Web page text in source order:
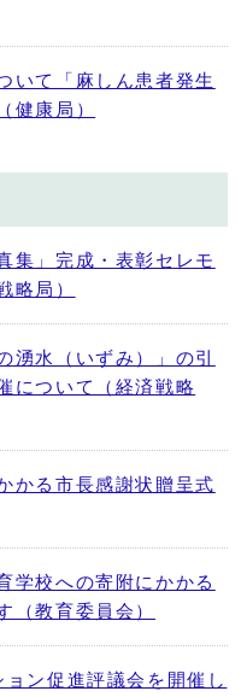
いて「麻しん患者発生
健康局）
集」完成・表彰セレモ
略局）
湧水（いずみ）」の引
について（経済戦略
かる市長感謝状贈呈式
学校への寄附にかかる
（教育委員会）
ン促進評議会を開催し